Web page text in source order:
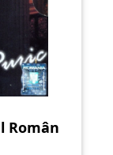
Român